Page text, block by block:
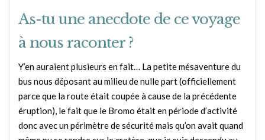
As-tu une anecdote de ce voyage
à nous raconter ?
Y’en auraient plusieurs en fait… La petite mésaventure du
bus nous déposant au milieu de nulle part (officiellement
parce que la route était coupée à cause de la précédente
éruption), le fait que le Bromo était en période d’activité
donc avec un périmètre de sécurité mais qu’on avait quand